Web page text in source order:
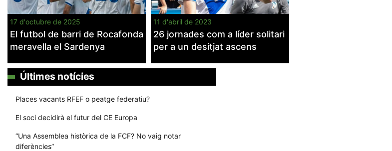
17 d'octubre de 2025
El futbol de barri de Rocafonda
meravella el Sardenya
11 d'abril de 2023
26 jornades com a líder solitari
per a un desitjat ascens
Últimes notícies
Places vacants RFEF o peatge federatiu?
El soci decidirà el futur del CE Europa
“Una Assemblea històrica de la FCF? No vaig notar
diferències”